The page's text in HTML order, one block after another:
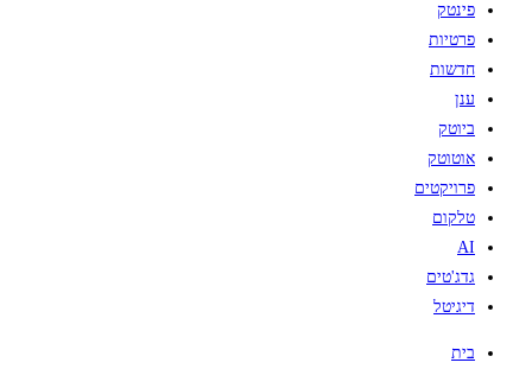
פינטק
פרטיות
חדשות
ענן
ביוטק
אוטוטק
פרויקטים
טלקום
AI
גדג'טים
דיגיטל
בית